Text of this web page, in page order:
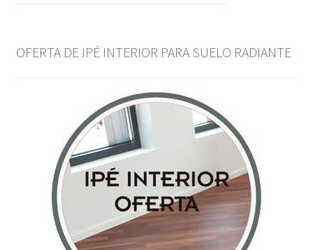
OFERTA DE IPÉ INTERIOR PARA SUELO RADIANTE